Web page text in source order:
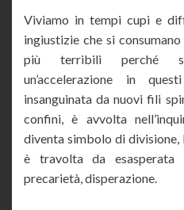
Viviamo in tempi cupi e
ingiustizie che si
più terribili perché
un’accelerazione in
insanguinata da nuovi fili
confini, è avvolta
diventa simbolo di
è travolta da esasperata
precarietà, disperazione.